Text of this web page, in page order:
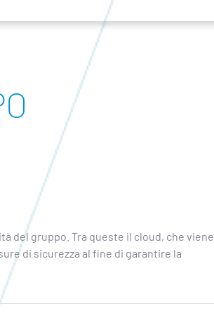
del gruppo. Tra queste il cloud, che viene
di sicurezza al fine di garantire la